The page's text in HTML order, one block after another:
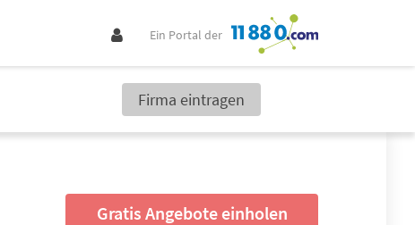
Ein Portal der
Firma eintragen
Gratis Angebote einholen